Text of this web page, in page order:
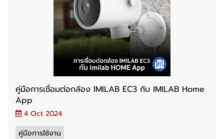
คู่มือการเชื่อมต่อกล้อง IMILAB EC3 กับ IMILAB Home
App
4 Oct 2024
คู่มือการใช้งาน